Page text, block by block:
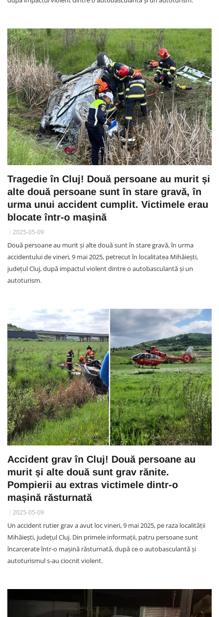
Tragedie în Cluj! Două persoane au murit și
alte două persoane sunt în stare gravă, în
urma unui accident cumplit. Victimele erau
blocate într-o mașină
2025-05-09
Două persoane au murit și alte două sunt în stare gravă, în urma
accidentului de vineri, 9 mai 2025, petrecut în localitatea Mihăiești,
județul Cluj, după impactul violent dintre o autobasculantă și un
autoturism.
Accident grav în Cluj! Două persoane au
murit și alte două sunt grav rănite.
Pompierii au extras victimele dintr-o
mașină răsturnată
2025-05-09
Un accident rutier grav a avut loc vineri, 9 mai 2025, pe raza localității
Mihăiești, județul Cluj. Din primele informații, patru persoane sunt
încarcerate într-o mașină răsturnată, după ce o autobasculantă și
autoturismul s-au ciocnit violent.